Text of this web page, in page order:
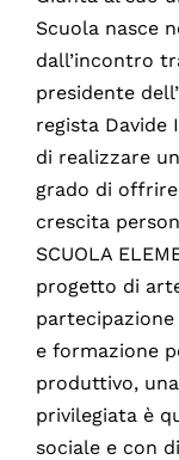
Scuola nasce
dall’incontro
presidente
regista Davide
di realizzare
grado di
crescita
SCUOLA
progetto di
e formazione
produttivo,
privilegiata è
sociale e con